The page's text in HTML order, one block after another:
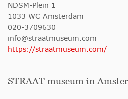
NDSM-Plein 1
1033 WC Amsterdam
020-3709630
info@straatmuseum.com
https://straatmuseum.com/
STRAAT museum in